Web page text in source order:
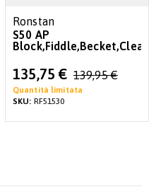
Ronstan
S50 AP
Block,Fiddle,Becket,Cleat
Special
Price
135,75 € 139,95 €
Quantità limitata
SKU: RF51530